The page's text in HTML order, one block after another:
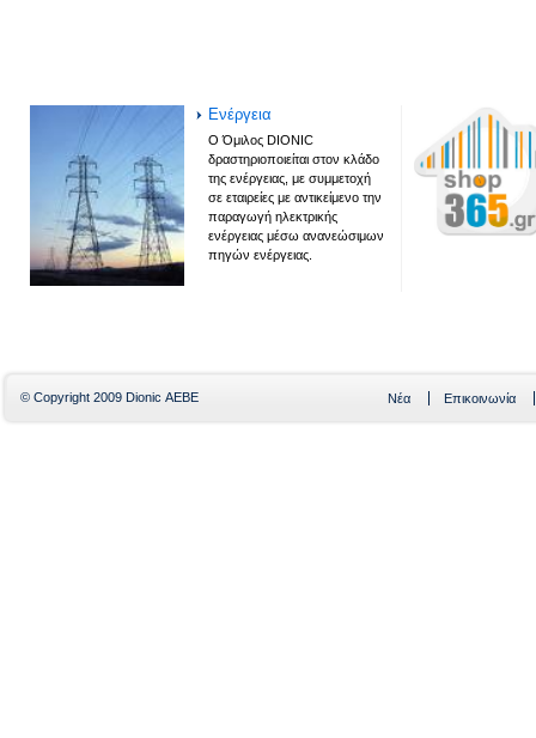
Ενέργεια
Ο Όμιλος DIONIC
δραστηριοποιείται στον κλάδο
της ενέργειας, με συμμετοχή
σε εταιρείες με αντικείμενο την
παραγωγή ηλεκτρικής
ενέργειας μέσω ανανεώσιμων
πηγών ενέργειας.
© Copyright 2009 Dionic ΑΕBE Νέα Επικοινωνία